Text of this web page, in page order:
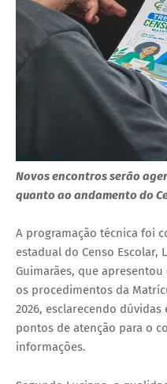
Novos encontros serão
quanto ao andamento do
A programação técnica foi
estadual do Censo Escolar,
Guimarães, que
os procedimentos da
2026, esclarecendo
pontos de atenção para o
informações.